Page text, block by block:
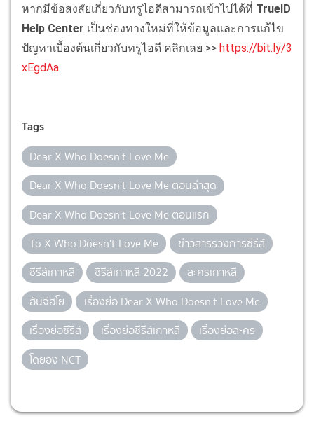
หากมีข้อสงสัยเกี่ยวกับทรูไอดีสามารถเข้าไปได้ที่ TrueID
Help Center เป็นช่องทางใหม่ที่ให้ข้อมูลและการแก้ไข
ปัญหาเบื้องต้นเกี่ยวกับทรูไอดี คลิกเลย >> https://bit.ly/3
xEgdAa
Tags
Dear X Who Doesn't Love Me
Dear X Who Doesn't Love Me ตอนล่าสุด
Dear X Who Doesn't Love Me ตอนแรก
To X Who Doesn't Love Me
ข่าวสารรวงการซีรีส์
ซีรีส์เกาหลี
ซีรีส์เกาหลี 2022
ละครเกาหลี
ฮันจีฮโย
เรื่องย่อ Dear X Who Doesn't Love Me
เรื่องย่อซีรีส์
เรื่องย่อซีรีส์เกาหลี
เรื่องย่อละคร
โดยอง NCT